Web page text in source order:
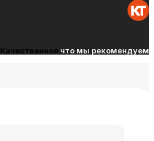
Качественное что мы рекомендуем